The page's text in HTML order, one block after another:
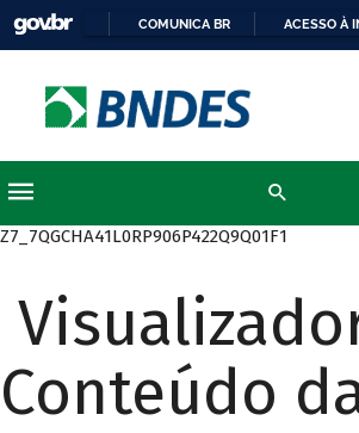
COMUNICA BR ACESSO À
Z7_7QGCHA41L0RP906P422Q9Q01F1
Conteúdo